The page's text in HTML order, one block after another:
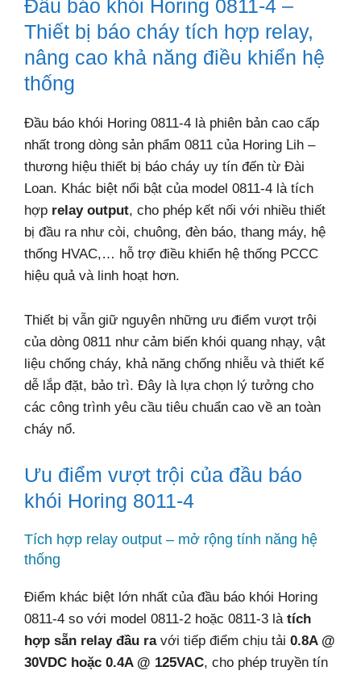
Đầu báo khói Horing 0811-4 –
Thiết bị báo cháy tích hợp relay,
nâng cao khả năng điều khiển hệ
thống
Đầu báo khói Horing 0811-4 là phiên bản cao cấp
nhất trong dòng sản phẩm 0811 của Horing Lih –
thương hiệu thiết bị báo cháy uy tín đến từ Đài
Loan. Khác biệt nổi bật của model 0811-4 là tích
hợp relay output, cho phép kết nối với nhiều thiết
bị đầu ra như còi, chuông, đèn báo, thang máy, hệ
thống HVAC,… hỗ trợ điều khiển hệ thống PCCC
hiệu quả và linh hoạt hơn.
Thiết bị vẫn giữ nguyên những ưu điểm vượt trội
của dòng 0811 như cảm biến khói quang nhạy, vật
liệu chống cháy, khả năng chống nhiễu và thiết kế
dễ lắp đặt, bảo trì. Đây là lựa chọn lý tưởng cho
các công trình yêu cầu tiêu chuẩn cao về an toàn
cháy nổ.
Ưu điểm vượt trội của đầu báo
khói Horing 8011-4
Tích hợp relay output – mở rộng tính năng hệ
thống
Điểm khác biệt lớn nhất của đầu báo khói Horing
0811-4 so với model 0811-2 hoặc 0811-3 là tích
hợp sẵn relay đầu ravới tiếp điểm chịu tải 0.8A @
30VDC hoặc 0.4A @ 125VAC, cho phép truyền tín